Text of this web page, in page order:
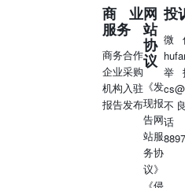
日下午三点），上涨0.89%。SMM
元/吨。A00铝锭升贴水平均价-40。
较前一日增加1321吨。LME铝库存
。2025年3月20日：铝锭去库3.1万吨
库1.2万吨至29.4万吨。2025年1月
49万吨，相比去年同期的55.47万
口37万吨，相比去年同期的41.1万
出口量刷新2020年6月以来低位;前2
计同比下降11%。3月1-16日，全国
，同比去年3月同期增长24%，较
以来累计零售394.8万辆，同比增
商业
服务
商务合作
企业采购
机构入驻
报告发布
网
站
协
议
《发
现报
告网
站服
务协
议》
投
微
举
不